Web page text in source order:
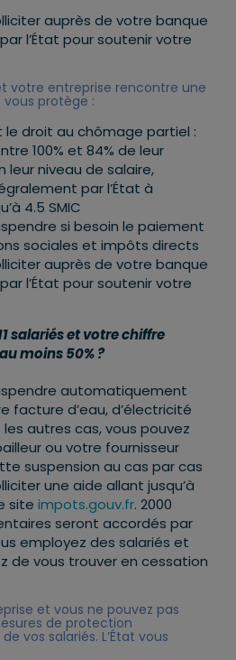
auprès de votre banque
l’État pour soutenir votre
votre entreprise rencontre une
vous protège :
le droit au chômage partiel :
100% et 84% de leur
leur niveau de salaire,
par l’État à
4.5 SMIC
si besoin le paiement
sociales et impôts directs
auprès de votre banque
l’État pour soutenir votre
salariés et votre chiffre
moins 50% ?
automatiquement
facture d’eau, d’électricité
autres cas, vous pouvez
ou votre fournisseur
suspension au cas par cas
une aide allant jusqu’à
site impots.gouv.fr. 2000
seront accordés par
employez des salariés et
de vous trouver en cessation
et vous ne pouvez pas
de protection
vos salariés. L’État vous